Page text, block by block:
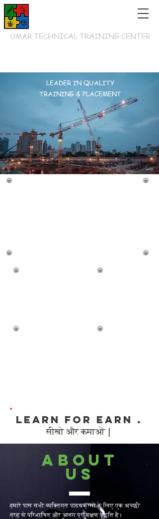
UMAR TECHNICAL TRAINING CENTER
LEADER IN QUALITY
TRAINING & PLACEMENT
LEARN FOR EARN .
​सीखो और कमाओ |
ABOUT
US
हमारे पास सभी व्यक्तिगत पाठ्यक्रमों के लिए एक अच्छी
तरह से परिभाषित और अलग प्रशिक्षण पद्धति है।